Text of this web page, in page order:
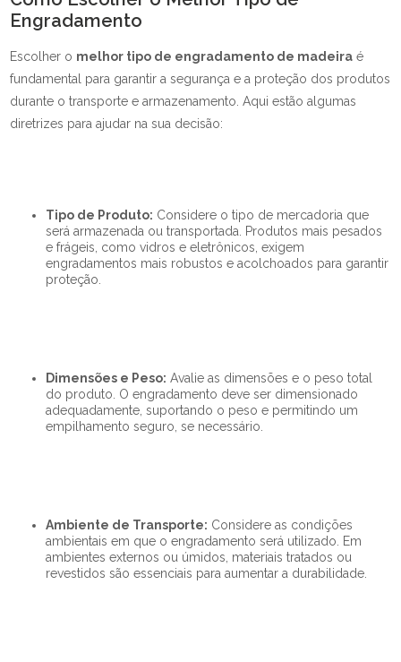
Engradamento
Escolher o melhor tipo de engradamento de madeira é
fundamental para garantir a segurança e a proteção dos produtos
durante o transporte e armazenamento. Aqui estão algumas
diretrizes para ajudar na sua decisão:
Tipo de Produto: Considere o tipo de mercadoria que
será armazenada ou transportada. Produtos mais pesados
e frágeis, como vidros e eletrônicos, exigem
engradamentos mais robustos e acolchoados para garantir
proteção.
Dimensões e Peso: Avalie as dimensões e o peso total
do produto. O engradamento deve ser dimensionado
adequadamente, suportando o peso e permitindo um
empilhamento seguro, se necessário.
Ambiente de Transporte: Considere as condições
ambientais em que o engradamento será utilizado. Em
ambientes externos ou úmidos, materiais tratados ou
revestidos são essenciais para aumentar a durabilidade.